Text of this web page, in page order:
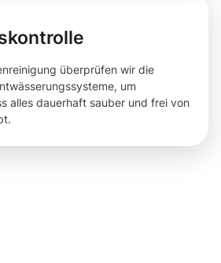
überprüfen wir die
um
alles dauerhaft sauber und frei von